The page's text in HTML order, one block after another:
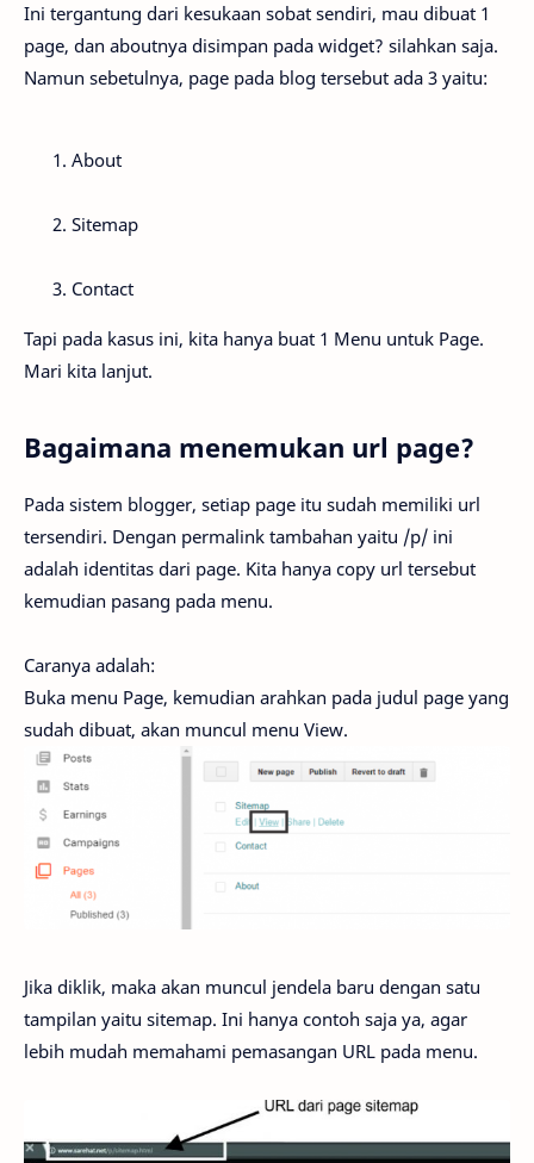
Ini tergantung dari kesukaan sobat sendiri, mau dibuat 1
page, dan aboutnya disimpan pada widget? silahkan saja.
Namun sebetulnya, page pada blog tersebut ada 3 yaitu:
About
Sitemap
Contact
Tapi pada kasus ini, kita hanya buat 1 Menu untuk Page.
Mari kita lanjut.
Bagaimana menemukan url page?
Pada sistem blogger, setiap page itu sudah memiliki url
tersendiri. Dengan permalink tambahan yaitu /p/ ini
adalah identitas dari page. Kita hanya copy url tersebut
kemudian pasang pada menu.
Caranya adalah:
Buka menu Page, kemudian arahkan pada judul page yang
sudah dibuat, akan muncul menu View.
Jika diklik, maka akan muncul jendela baru dengan satu
tampilan yaitu sitemap. Ini hanya contoh saja ya, agar
lebih mudah memahami pemasangan URL pada menu.